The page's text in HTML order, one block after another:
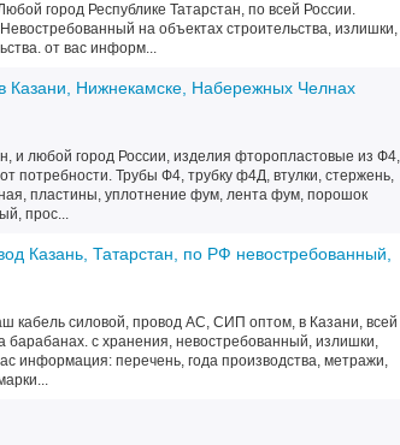
город Республике Татарстан, по всей России.
на объектах строительства, излишки,
от вас информ...
Нижнекамске, Набережных Челнах
и любой город России, изделия фторопластовые из Ф4,
потребности. Трубы Ф4, трубку ф4Д, втулки, стержень,
пластины, уплотнение фум, лента фум, порошок
прос...
Казань, Татарстан, по РФ невостребованный,
кабель силовой, провод АС, СИП оптом, в Казани, всей
барабанах. с хранения, невостребованный, излишки,
информация: перечень, года производства, метражи,